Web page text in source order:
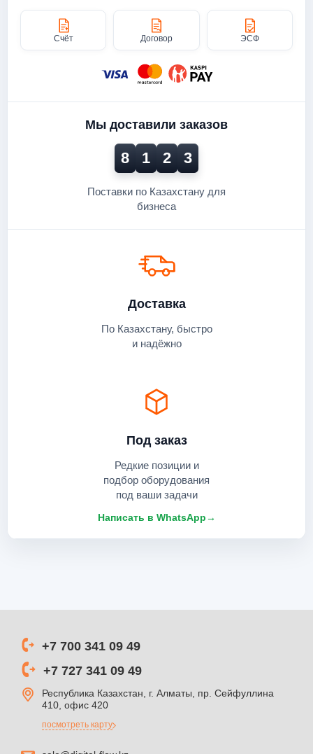
Счёт Договор ЭСФ
Мы доставили заказов
8 1 2 3
Поставки по Казахстану для
бизнеса
Под заказ
Редкие позиции и
подбор оборудования
под ваши задачи
Написать в WhatsApp→
Доставка
По Казахстану, быстро
и надёжно
+7 700 341 09 49
+7 727 341 09 49
Республика Казахстан, г. Алматы, пр. Сейфуллина
410, офис 420
посмотреть карту